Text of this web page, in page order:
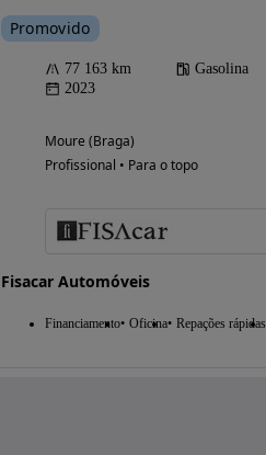
Promovido
77 163 km Gasolina
2023
Moure (Braga)
Profissional • Para o topo
Fisacar Automóveis
Financiamento Oficina Repações rápidas